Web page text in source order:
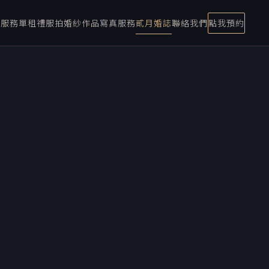
務單租禮服拍婚紗作品寫真服務貳月婚誌聯絡我們 點我預約